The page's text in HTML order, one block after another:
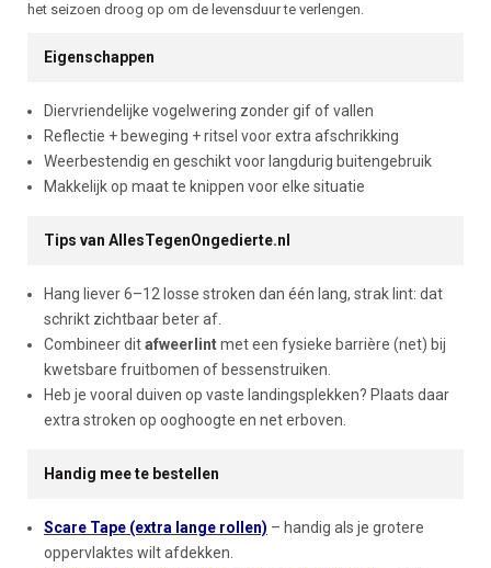
het seizoen droog op om de levensduur te verlengen.
Eigenschappen
Diervriendelijke vogelwering zonder gif of vallen
Reflectie + beweging + ritsel voor extra afschrikking
Weerbestendig en geschikt voor langdurig buitengebruik
Makkelijk op maat te knippen voor elke situatie
Tips van AllesTegenOngedierte.nl
Hang liever 6–12 losse stroken dan één lang, strak lint: dat
schrikt zichtbaar beter af.
Combineer ditafweerlintmet een fysieke barrière (net) bij
kwetsbare fruitbomen of bessenstruiken.
Heb je vooral duiven op vaste landingsplekken? Plaats daar
extra stroken op ooghoogte en net erboven.
Handig mee te bestellen
Scare Tape (extra lange rollen) – handig als je grotere
oppervlaktes wilt afdekken.